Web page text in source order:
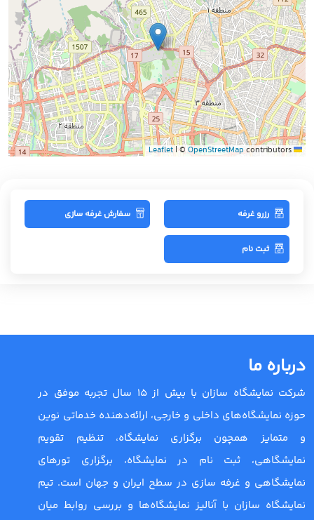
| ©OpenStreetMapcontributors
رزرو غرفه سفارش غرفه سازی
ثبت نام
درباره ما
شرکت نمایشگاه سازان با بیش از 15 سال تجربه موفق در
حوزه نمایشگاه‌های داخلی و خارجی، ارائه‌دهنده خدماتی نوین
و متمایز همچون برگزاری نمایشگاه، تنظیم تقویم
نمایشگاهی، ثبت نام در نمایشگاه، برگزاری تورهای
نمایشگاهی و غرفه سازی در سطح ایران و جهان است. تیم
نمایشگاه سازان با آنالیز نمایشگاه‌ها و بررسی روابط میان